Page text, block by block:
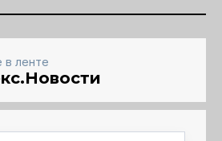
в ленте
в ленте